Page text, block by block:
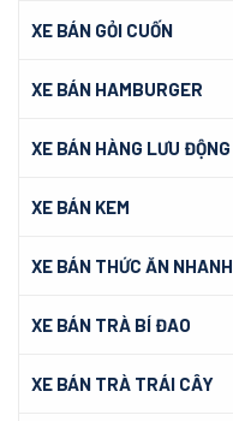
XE BÁN GỎI CUỐN
XE BÁN HAMBURGER
XE BÁN HÀNG LƯU ĐỘNG
XE BÁN KEM
XE BÁN THỨC ĂN NHANH
XE BÁN TRÀ BÍ ĐAO
XE BÁN TRÀ TRÁI CÂY